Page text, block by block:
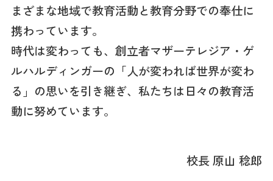
まざまな地域で教育活動と教育分野での奉仕に
携わっています。
時代は変わっても、創立者マザーテレジア・ゲ
ルハルディンガーの「人が変われば世界が変わ
る」の思いを引き継ぎ、私たちは日々の教育活
動に努めています。
校長 原山 稔郎